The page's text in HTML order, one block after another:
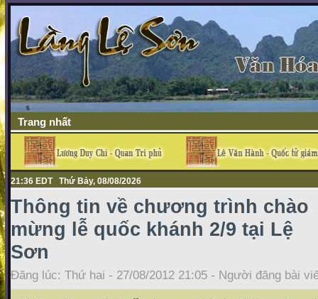
Trang nhất
21:36 EDT Thứ Bảy, 08/08/2026
Thông tin về chương trình chào
mừng lễ quốc khánh 2/9 tại Lệ
Sơn
Đăng lúc: Thứ hai - 27/08/2012 21:05 - Người đăng bài